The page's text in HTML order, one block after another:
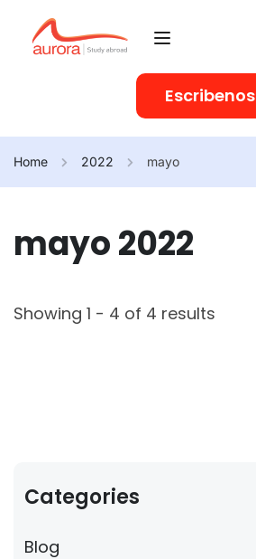
Escribenos
Home 2022 mayo
mayo 2022
Showing 1 - 4 of 4 results
Categories
Blog